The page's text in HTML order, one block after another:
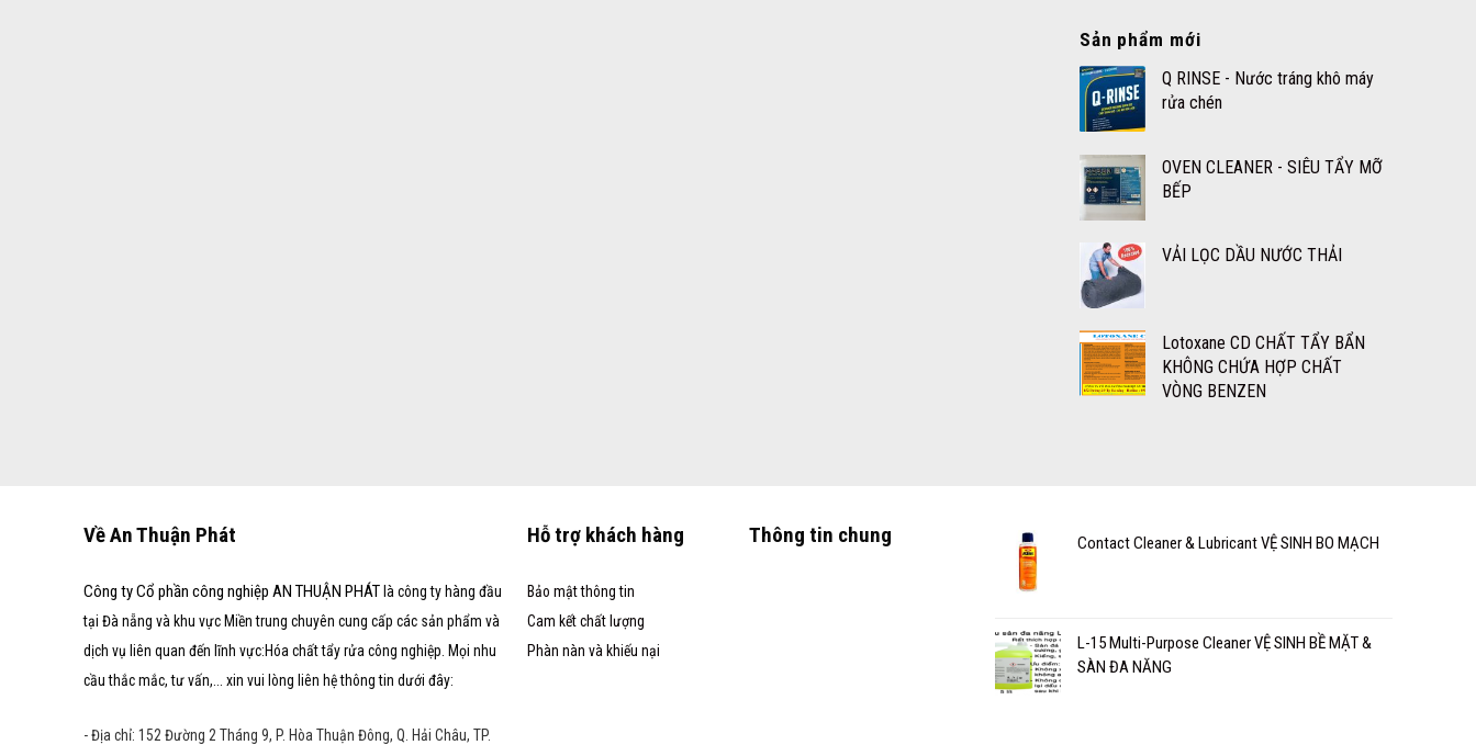
Sản phẩm mới
Q RINSE - Nước tráng khô máy
rửa chén
OVEN CLEANER - SIÊU TẨY MỠ
BẾP
VẢI LỌC DẦU NƯỚC THẢI
Lotoxane CD CHẤT TẨY BẨN
KHÔNG CHỨA HỢP CHẤT
VÒNG BENZEN
Về An Thuận Phát
Công ty Cổ phần công nghiệp AN THUẬN PHÁTlà công ty hàng đầu
tại Đà nẵng và khu vực Miền trung chuyên cung cấp các sản phẩm và
dịch vụ liên quan đến lĩnh vực:Hóa chất tẩy rửa công nghiệp. Mọi nhu
cầu thắc mắc, tư vấn,... xin vui lòng liên hệ thông tin dưới đây:
- Địa chỉ: 152 Đường 2 Tháng 9, P. Hòa Thuận Đông, Q. Hải Châu, TP.
Hỗ trợ khách hàng
Bảo mật thông tin
Cam kết chất lượng
Phàn nàn và khiếu nại
Thông tin chung Contact Cleaner & Lubricant VỆ SINH BO MẠCH
L-15 Multi-Purpose Cleaner VỆ SINH BỀ MẶT &
SÀN ĐA NĂNG